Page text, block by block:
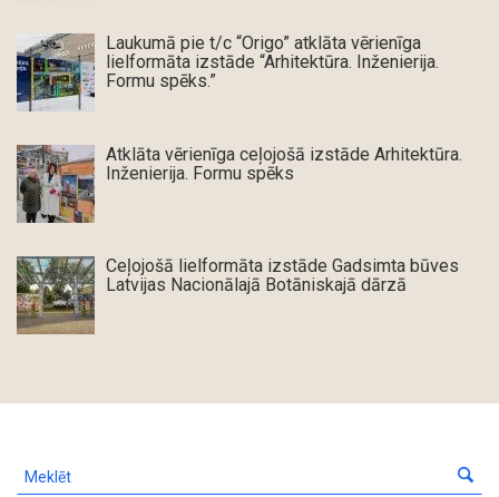
Laukumā pie t/c “Origo” atklāta vērienīga
lielformāta izstāde “Arhitektūra. Inženierija.
Formu spēks.”
Atklāta vērienīga ceļojošā izstāde Arhitektūra.
Inženierija. Formu spēks
Ceļojošā lielformāta izstāde Gadsimta būves
Latvijas Nacionālajā Botāniskajā dārzā